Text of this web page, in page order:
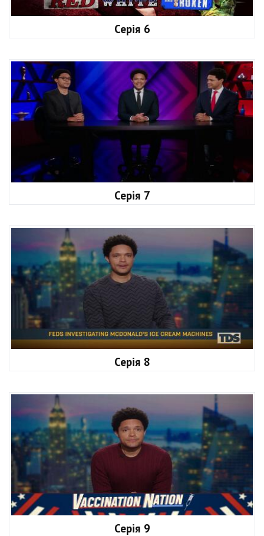
Серія 6
Серія 7
Серія 8
Серія 9